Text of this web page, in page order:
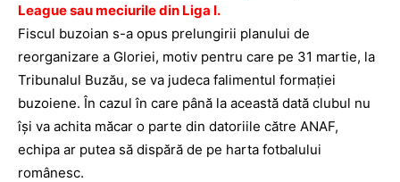
League sau meciurile din Liga I.
Fiscul buzoian s-a opus prelungirii planului de
reorganizare a Gloriei, motiv pentru care pe 31 martie, la
Tribunalul Buzău, se va judeca falimentul formaţiei
buzoiene. În cazul în care până la această dată clubul nu
îşi va achita măcar o parte din datoriile către ANAF,
echipa ar putea să dispără de pe harta fotbalului
românesc.